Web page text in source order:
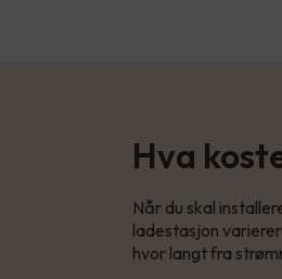
Hva
Når du skal
ladestasjon
hvor langt fra